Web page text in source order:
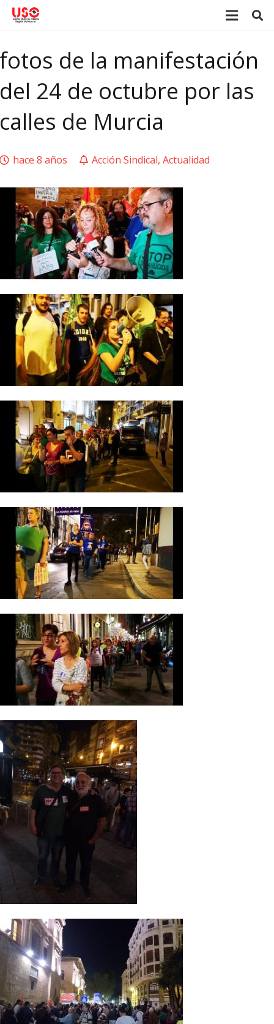
fotos de la manifestación
del 24 de octubre por las
calles de Murcia
hace 8 años Acción Sindical, Actualidad